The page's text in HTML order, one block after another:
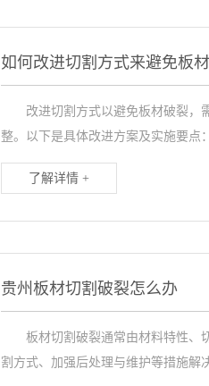
如何改进切割方式来避免板
改进切割方式以避免板材破裂，需
整。以下是具体改进方案及实施
了解详情 +
贵州板材切割破裂怎么办
板材切割破裂通常由材料特性、切
割方式、加强后处理与维护等措施解